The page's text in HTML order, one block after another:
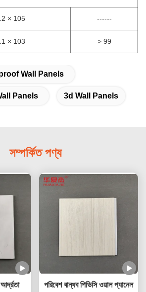
× 105 ------
× 103 > 99
Wall Panels
Panels 3d Wall Panels
সম্পর্কিত পণ্য
পরিবেশ বান্ধব পিভিসি ওয়াল প্যানেল